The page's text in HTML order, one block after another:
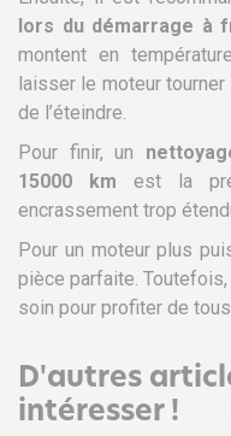
lors du démarrage à
montent en
laisser le moteur
de l’éteindre.
Pour finir, un
15000 km est la
encrassement trop
Pour un moteur plus
pièce parfaite.
soin pour profiter de
D'autres
intéresser !